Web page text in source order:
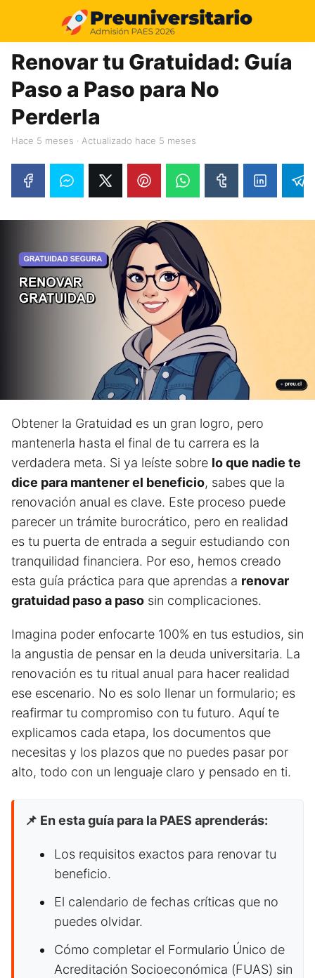
Renovar tu Gratuidad: Guía
Paso a Paso para No
Perderla
hace 5 meses · Actualizado hace 5 meses
Obtener la Gratuidad es un gran logro, pero
mantenerla hasta el final de tu carrera es la
verdadera meta. Si ya leíste sobre lo que nadie te
dice para mantener el beneficio, sabes que la
renovación anual es clave. Este proceso puede
parecer un trámite burocrático, pero en realidad
es tu puerta de entrada a seguir estudiando con
tranquilidad financiera. Por eso, hemos creado
esta guía práctica para que aprendas a renovar
gratuidad paso a paso sin complicaciones.
Imagina poder enfocarte 100% en tus estudios, sin
la angustia de pensar en la deuda universitaria. La
renovación es tu ritual anual para hacer realidad
ese escenario. No es solo llenar un formulario; es
reafirmar tu compromiso con tu futuro. Aquí te
explicamos cada etapa, los documentos que
necesitas y los plazos que no puedes pasar por
alto, todo con un lenguaje claro y pensado en ti.
📌 En esta guía para la PAES aprenderás:
Los requisitos exactos para renovar tu
beneficio.
El calendario de fechas críticas que no
puedes olvidar.
Cómo completar el Formulario Único de
Acreditación Socioeconómica (FUAS) sin